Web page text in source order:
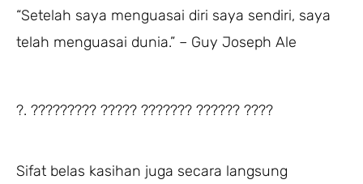
“Setelah saya menguasai diri saya sendiri, saya
telah menguasai dunia.” – Guy Joseph Ale
?. ????????? ????? ??????? ?????? ????
Sifat belas kasihan juga secara langsung